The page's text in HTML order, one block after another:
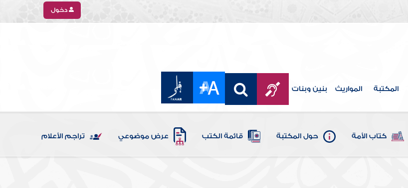
دخول
المكتبة المواريث بنين وبنات
كتاب الأمة حول المكتبة قائمة الكتب عرض موضوعي تراجم الأعلام